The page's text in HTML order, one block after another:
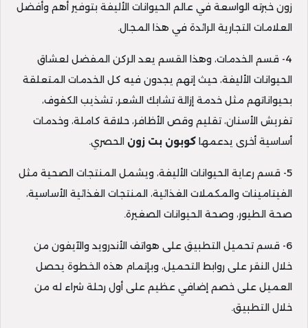
زون خبرته الواسعة في عالم الحيوانات الأليفة بتوفير أهم وأفضل
العلامات التجارية الرائدة في هذا المجال.
4- قسم الخدمات، وهذا القسم يعد الركن المفضل لعشاق
الحيوانات الأليفة، حيث إنهم يجدون فيه كل الخدمات المتعلقة
بحيواناتهم مثل خدمة إزالة تشابك الشعر، تشذيب الكفوف،
تفريش الأسنان، تقليم وقص الأظافر، حلاقة كاملة، وخدمات
أساسية أخرى يدعمها كوبون بت زون الحصري.
5- قسم رعاية الحيوانات الأليفة، ويشمل المنتجات الصحية مثل
الفيتامينات والمكملات الغذائية، المنتجات الغذائية الأساسية،
صحة الطيور، وصحة الحيوانات الصغيرة.
6- قسم تحميل التطبيق على هواتف الأندرويد والآيفون من
خلال النقر على روابط التحميل، وبإتمام هذه الخطوة يحصل
العميل على خصم إضافي عظيم على أول رحلة شراء له من
خلال التطبيق.